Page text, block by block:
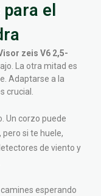
el
zeis V6 2,5-
La otra mitad es
Adaptarse a la
crucial.
Un corzo puede
si te huele,
de viento y
camines esperando